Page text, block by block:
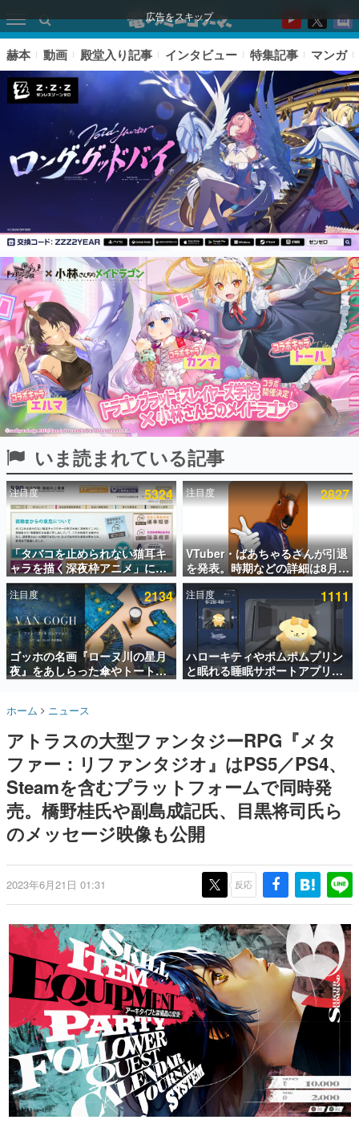
広告をスキップ
ピックアップ
電ファミのいま読まれている記事ランキング
アプリセール情報
インタビュー
連載・特集一覧
殿堂入り記事
SNS拡散数が数千以上！ ページビュー数万以上！ などな
ど。多くの人々に読まれた、電ファミ渾身の“殿堂入り”記
事をまとめました。
ゲームの企画書
名作ゲームクリエイターの方々に製作時のエピソードをお
聞きし、ヒットする企画（ゲーム）とは何か？を探ってい
きます。
赫本
この物語を解いてはいけない。『赫本』は、〈試験問題〉
の形をした短編ホラー小説集です。
新世代に訊く
これからのデジタルゲーム市場を担う若きクリエイター達
の姿を追い、彼らのルーツと情熱を探っていきます。
ゲームに多大な影響を受けた作家さんに取材し、ゲームが
日本のコンテンツ産業やカルチャーに与えた影響を探る企
画です。
日本モバイルゲーム産業史
日本のモバイルゲーム史における主要なトピック・タイト
ルを網羅するほか、開発者へのインタビューや識者による
解説を掲載。約20年の歴史が一望できる決定版！
若ゲのいたり〜ゲームクリエイターの青春〜
一先生によるゲーム業界レポートマンガです。
なんでゲームは面白い？
具体的な形から解き明かしていく、硬派で骨太な評論連載
です。
ゲームが変えた日本語
「経験値」「裏技」「ラスボス」… ゲームにまつわる言葉
の起源や用法の変遷を、コンピューター文化史研究家・タ
イニーP氏が徹底調査。
カテゴリ
特集記事
マンガ
赫本 動画 殿堂入り記事 インタビュー 特集記事 マンガ
いま読まれている記事
注目度 5324
「タバコを止められない猫耳キ
ャラを描く深夜枠アニメ」に視
聴者の一部から批判意見。違法
薬物の使用と思しき描写も含め
て、BPOが議論を交わす
注目度 2827
VTuber・ばあちゃるさんが引退
を発表。時期などの詳細は8月9
日15時からの配信で説明
注目度 2134
ゴッホの名画『ローヌ川の星月
夜』をあしらった傘やトートバ
ッグなどが登場。8月7日21時よ
注目度 1111
ハローキティやポムポムプリン
と眠れる睡眠サポートアプリ
『ゆめたび』が配信中。キャラ
ホーム ニュース
アトラスの大型ファンタジーRPG『メタ
ファー：リファンタジオ』はPS5／PS4、
Steamを含むプラットフォームで同時発
売。橋野桂氏や副島成記氏、目黒将司氏ら
のメッセージ映像も公開
2023年6月21日 01:31 反応